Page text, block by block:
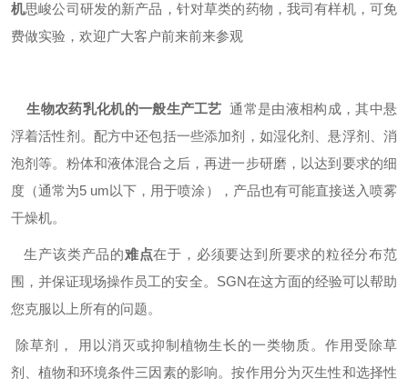
机思峻公司研发的新产品，针对草类的药物，我司有样机，可免
费做实验，欢迎广大客户前来前来参观
生物农药乳化机的一般生产工艺 通常是由液相构成，其中悬
浮着活性剂。配方中还包括一些添加剂，如湿化剂、悬浮剂、消
泡剂等。粉体和液体混合之后，再进一步研磨，以达到要求的细
度（通常为5 um以下，用于喷涂），产品也有可能直接送入喷雾
干燥机。
生产该类产品的难点在于，必须要达到所要求的粒径分布范
围，并保证现场操作员工的安全。 SGN在这方面的经验可以帮助
您克服以上所有的问题。
除草剂， 用以消灭或抑制植物生长的一类物质。作用受除草
剂、植物和环境条件三因素的影响。按作用分为灭生性和选择性